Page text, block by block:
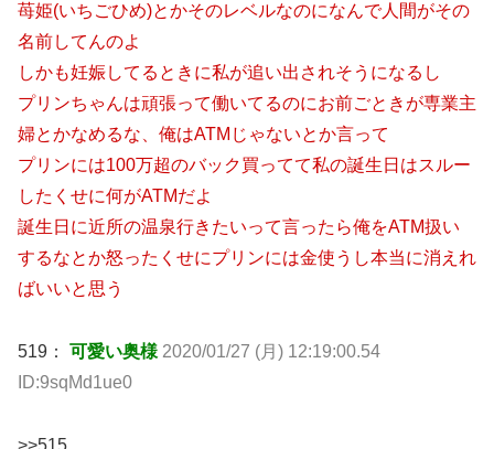
苺姫(いちごひめ)とかそのレベルなのになんで人間がその
名前してんのよ
しかも妊娠してるときに私が追い出されそうになるし
プリンちゃんは頑張って働いてるのにお前ごときが専業主
婦とかなめるな、俺はATMじゃないとか言って
プリンには100万超のバック買ってて私の誕生日はスルー
したくせに何がATMだよ
誕生日に近所の温泉行きたいって言ったら俺をATM扱い
するなとか怒ったくせにプリンには金使うし本当に消えれ
ばいいと思う
519： 可愛い奥様 2020/01/27 (月) 12:19:00.54
ID:9sqMd1ue0
>>515